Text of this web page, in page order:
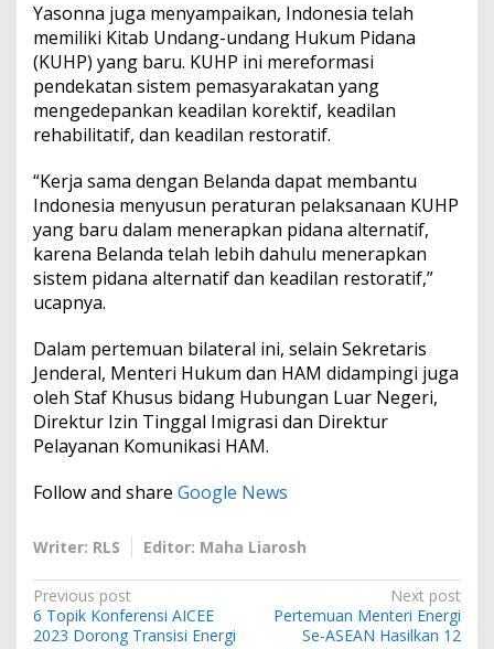
Yasonna juga menyampaikan, Indonesia telah
memiliki Kitab Undang-undang Hukum Pidana
(KUHP) yang baru. KUHP ini mereformasi
pendekatan sistem pemasyarakatan yang
mengedepankan keadilan korektif, keadilan
rehabilitatif, dan keadilan restoratif.
“Kerja sama dengan Belanda dapat membantu
Indonesia menyusun peraturan pelaksanaan KUHP
yang baru dalam menerapkan pidana alternatif,
karena Belanda telah lebih dahulu menerapkan
sistem pidana alternatif dan keadilan restoratif,”
ucapnya.
Dalam pertemuan bilateral ini, selain Sekretaris
Jenderal, Menteri Hukum dan HAM didampingi juga
oleh Staf Khusus bidang Hubungan Luar Negeri,
Direktur Izin Tinggal Imigrasi dan Direktur
Pelayanan Komunikasi HAM.
Follow and share Google News
Writer: RLS Editor: Maha Liarosh
P
o
Previous post
6 Topik Konferensi AICEE
2023 Dorong Transisi Energi
Next post
Pertemuan Menteri Energi
Se-ASEAN Hasilkan 12